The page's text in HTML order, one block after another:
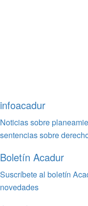
infoacadur
Noticias sobre
sentencias sobre
Boletín Acadur
Suscríbete al boletín
novedades